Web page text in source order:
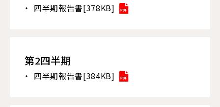
四半期報告書[378KB]
第2四半期
四半期報告書[384KB]